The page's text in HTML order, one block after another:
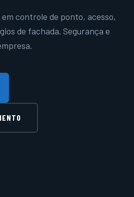
controle de ponto, acesso,
de fachada. Segurança e